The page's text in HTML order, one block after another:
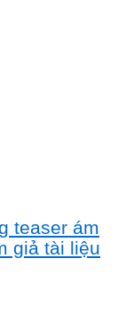
teaser ám
giả tài liệu